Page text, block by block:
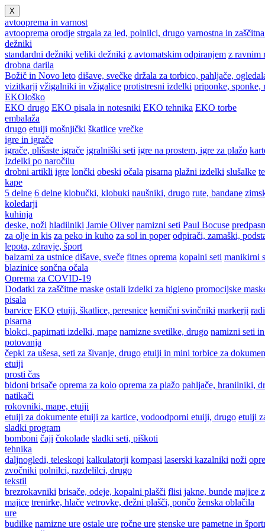
X
avtooprema in varnost
avtooprema orodje strgala za led, polnilci, drugo varnostna in
dežniki
standardni dežniki veliki dežniki z avtomatskim odpiranjem z ravnim
drobna darila
Božič in Novo leto dišave, svečke držala za torbico, pahljače,
vizitkarji vžigalniki in vžigalice protistresni izdelki priponke, sponke,
EKOloško
EKO drugo EKO pisala in notesniki EKO tehnika EKO torbe
embalaža
drugo etuiji mošnjički škatlice vrečke
igre in igrače
igrače, plišaste igrače igralniški seti igre na prostem, igre za plažo
Izdelki po naročilu
drobni artikli igre lončki obeski očala pisarna plažni izdelki slušalke
kape
5 delne 6 delne klobučki, klobuki naušniki, drugo rute, bandane
koledarji
kuhinja
deske, noži hladilniki Jamie Oliver namizni seti Paul Bocuse
za olje in kis za peko in kuho za sol in poper odpirači, zamaški,
lepota, zdravje, šport
balzami za ustnice dišave, sveče fitnes oprema kopalni seti manikirni
blazinice sončna očala
Oprema za COVID-19
Dodatki za zaščitne maske ostali izdelki za higieno promocijske
pisala
barvice EKO etuiji, škatlice, peresnice kemični svinčniki markerji
pisarna
blokci, papirnati izdelki, mape namizne svetilke, drugo namizni seti
potovanja
čepki za ušesa, seti za šivanje, drugo etuiji in mini torbice za
etuiji
prosti čas
bidoni brisače oprema za kolo oprema za plažo pahljače, hranilniki,
natikači
rokovniki, mape, etuiji
etuiji za dokumente etuiji za kartice, vodoodporni etuiji, drugo etuiji
sladki program
bomboni čaji čokolade sladki seti, piškoti
tehnika
daljnogledi, teleskopi kalkulatorji kompasi laserski kazalniki noži
zvočniki polnilci, razdelilci, drugo
tekstil
brezrokavniki brisače, odeje, kopalni plašči flisi jakne, bunde majice
majice trenirke, hlače vetrovke, dežni plašči, pončo ženska oblačila
ure
budilke namizne ure ostale ure ročne ure stenske ure pametne in